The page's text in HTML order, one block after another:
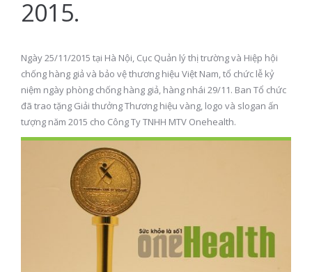
2015.
Ngày 25/11/2015 tại Hà Nội, Cục Quản lý thị trường và Hiệp hội
chống hàng giả và bảo vệ thương hiệu Việt Nam, tổ chức lễ kỷ
niệm ngày phòng chống hàng giả, hàng nhái 29/11. Ban Tổ chức
đã trao tặng Giải thưởng Thương hiệu vàng, logo và slogan ấn
tượng năm 2015 cho Công Ty TNHH MTV Onehealth.